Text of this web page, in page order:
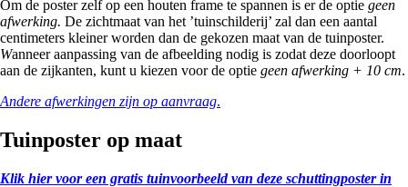
Om de poster zelf op een houten frame te spannen is er de optie geen
afwerking. De zichtmaat van het ’tuinschilderij’ zal dan een aantal
centimeters kleiner worden dan de gekozen maat van de tuinposter.
Wanneer aanpassing van de afbeelding nodig is zodat deze doorloopt
aan de zijkanten, kunt u kiezen voor de optie geen afwerking + 10 cm.
Andere afwerkingen zijn op aanvraag.
Tuinposter op maat
Klik hier voor een gratis tuinvoorbeeld van deze schuttingposter in